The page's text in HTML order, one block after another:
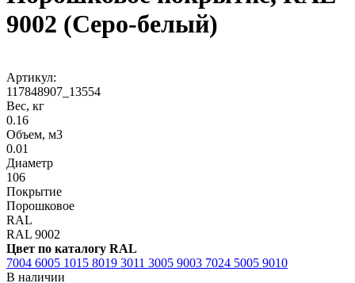
9002 (Серо-белый)
Артикул:
117848907_13554
Вес, кг
0.16
Объем, м3
0.01
Диаметр
106
Покрытие
Порошковое
RAL
RAL 9002
Цвет по каталогу RAL
7004 6005 1015 8019 3011 3005 9003 7024 5005 9010
В наличии